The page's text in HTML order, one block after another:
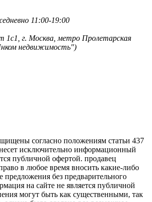
11:00-19:00
1с1, г. Москва, метро Пролетарская
недвижимость")
согласно положениям статьи 437
исключительно информационный
публичной офертой. продавец
в любое время вносить какие-либо
предложения без предварительного
на сайте не является публичной
могут быть как существенными, так